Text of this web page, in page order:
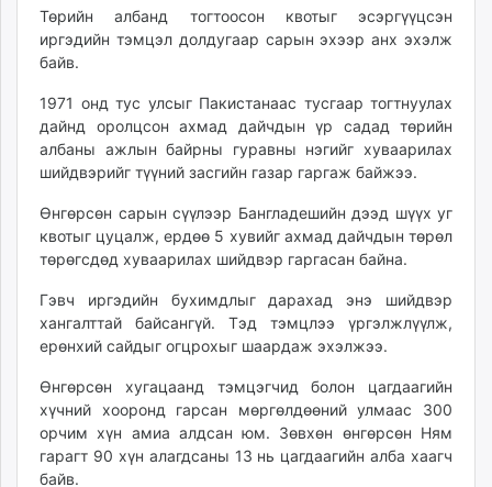
shuurhai.mn
unuudur.mn
isee.mn
mglradio.com
fact.mn
itoim.mn
tumen.mn
shuum.mn
times.mn
tvmongolia.mn
mass.mn
unegui.mn
assa.mn
paparazzi.mn
unread.today
Төрийн албанд тогтоосон квотыг эсэргүүцсэн
иргэдийн тэмцэл долдугаар сарын эхээр анх эхэлж
байв.
1971 онд тус улсыг Пакистанаас тусгаар тогтнуулах
дайнд оролцсон ахмад дайчдын үр садад төрийн
албаны ажлын байрны гуравны нэгийг хуваарилах
шийдвэрийг түүний засгийн газар гаргаж байжээ.
Өнгөрсөн сарын сүүлээр Бангладешийн дээд шүүх уг
квотыг цуцалж, ердөө 5 хувийг ахмад дайчдын төрөл
төрөгсдөд хуваарилах шийдвэр гаргасан байна.
Гэвч иргэдийн бухимдлыг дарахад энэ шийдвэр
хангалттай байсангүй. Тэд тэмцлээ үргэлжлүүлж,
ерөнхий сайдыг огцрохыг шаардаж эхэлжээ.
Өнгөрсөн хугацаанд тэмцэгчид болон цагдаагийн
хүчний хооронд гарсан мөргөлдөөний улмаас 300
орчим хүн амиа алдсан юм. Зөвхөн өнгөрсөн Ням
гарагт 90 хүн алагдсаны 13 нь цагдаагийн алба хаагч
байв.